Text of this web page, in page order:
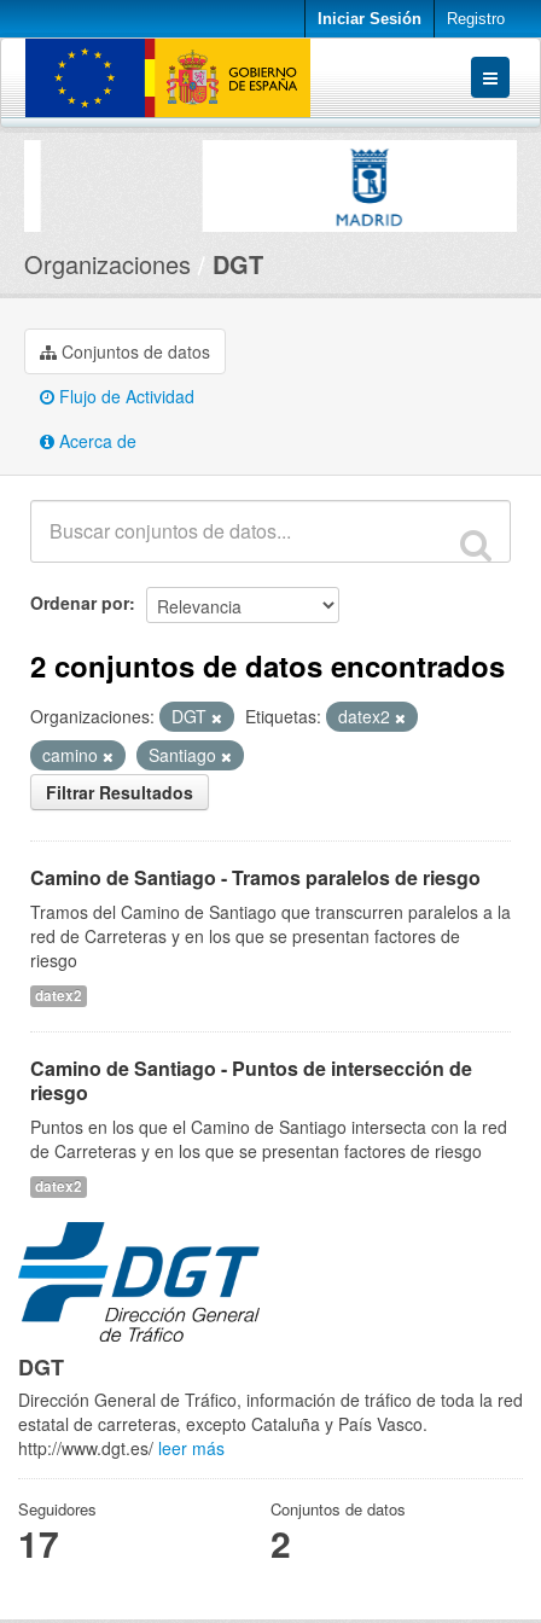
Iniciar Sesión Registro
Conjuntos de datos
Organizaciones DGT
Conjuntos de datos
Flujo de Actividad
Acerca de
Ordenar por
2 conjuntos de datos encontrados
Organizaciones: DGT Etiquetas:
datex2
camino
Santiago
Filtrar Resultados
Camino de Santiago - Tramos paralelos de riesgo
Tramos del Camino de Santiago que transcurren paralelos a la
red de Carreteras y en los que se presentan factores de
riesgo
datex2
Camino de Santiago - Puntos de intersección de
riesgo
Puntos en los que el Camino de Santiago intersecta con la red
de Carreteras y en los que se presentan factores de riesgo
datex2
DGT
Dirección General de Tráfico, información de tráfico de toda la red
estatal de carreteras, excepto Cataluña y País Vasco.
http://www.dgt.es/ leer más
Seguidores
17
Conjuntos de datos
2